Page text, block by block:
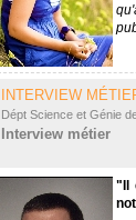
INTERVIEW
Dépt Science et Génie
Interview métier
"Il